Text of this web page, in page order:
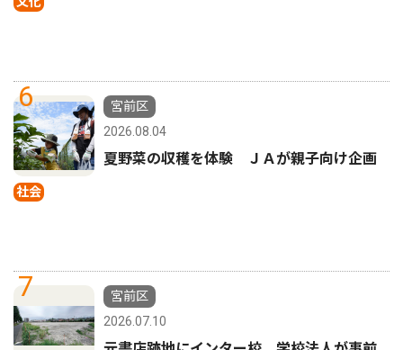
6
社会
宮前区
2026.08.04
夏野菜の収穫を体験 ＪＡが親子向け企画
7
宮前区
2026.07.10